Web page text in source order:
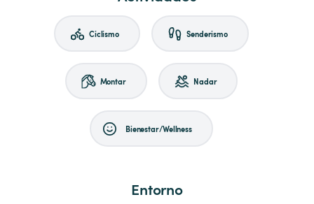
Ciclismo Senderismo
Montar Nadar
Bienestar/Wellness
Entorno